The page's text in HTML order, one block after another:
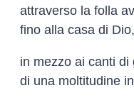
attraverso la folla
fino alla casa di Dio,
in mezzo ai canti di
di una moltitudine